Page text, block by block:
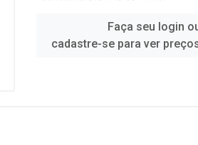
Faça seu login
cadastre-se para ver